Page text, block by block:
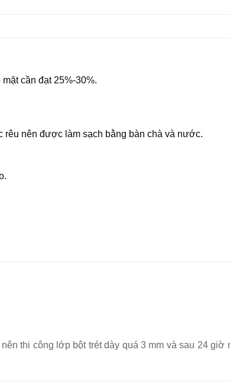
cần đạt 25%-30%.
rêu nên được làm sạch bằng bàn chà và nước.
thi công lớp bột trét dày quá 3 mm và sau 24 giờ